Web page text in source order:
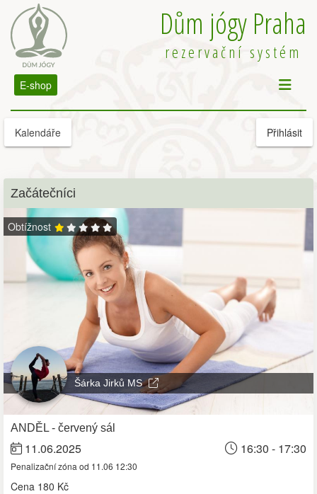
Dům jógy Praha
rezervační systém
E-shop
Kalendáře Přihlásit
Začátečníci
Obtížnost
Šárka Jirků MS
ANDĚL - červený sál
11.06.2025 16:30 - 17:30
Penalizační zóna od 11.06 12:30
Cena 180 Kč